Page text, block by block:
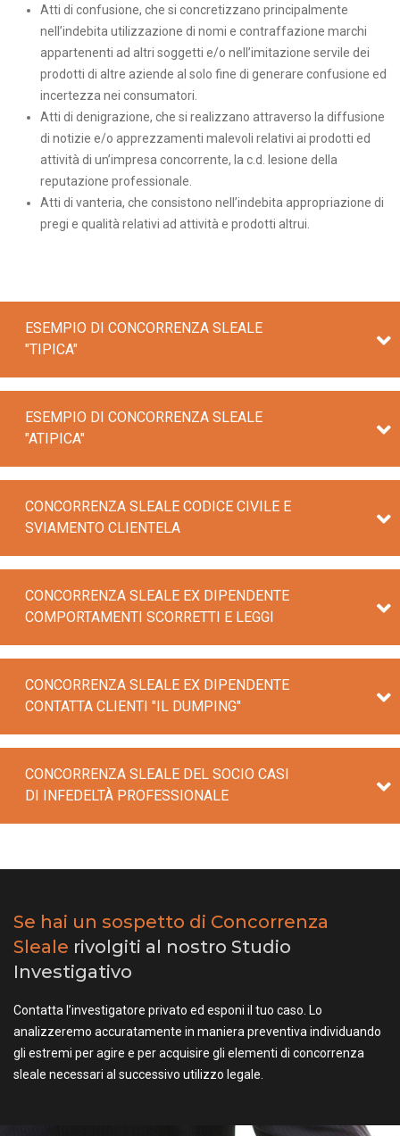
Atti di confusione, che si concretizzano principalmente
nell’indebita utilizzazione di nomi e contraffazione marchi
appartenenti ad altri soggetti e/o nell’imitazione servile dei
prodotti di altre aziende al solo fine di generare confusione ed
incertezza nei consumatori.
Atti di denigrazione, che si realizzano attraverso la diffusione
di notizie e/o apprezzamenti malevoli relativi ai prodotti ed
attività di un’impresa concorrente, la c.d. lesione della
reputazione professionale.
Atti di vanteria, che consistono nell’indebita appropriazione di
pregi e qualità relativi ad attività e prodotti altrui.
ESEMPIO DI CONCORRENZA SLEALE
"TIPICA"
ESEMPIO DI CONCORRENZA SLEALE
"ATIPICA"
CONCORRENZA SLEALE CODICE CIVILE E
SVIAMENTO CLIENTELA
CONCORRENZA SLEALE EX DIPENDENTE
COMPORTAMENTI SCORRETTI E LEGGI
CONCORRENZA SLEALE EX DIPENDENTE
CONTATTA CLIENTI "IL DUMPING"
CONCORRENZA SLEALE DEL SOCIO CASI
DI INFEDELTÀ PROFESSIONALE
Se hai un sospetto di Concorrenza
Sleale rivolgiti al nostro Studio
Investigativo
Contatta l’investigatore privato ed esponi il tuo caso. Lo
analizzeremo accuratamente in maniera preventiva individuando
gli estremi per agire e per acquisire gli elementi di concorrenza
sleale necessari al successivo utilizzo legale.